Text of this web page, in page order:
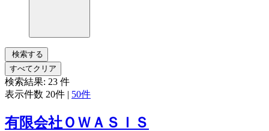
検索する
すべてクリア
検索結果: 23 件
表示件数 20件 | 50件
有限会社ＯＷＡＳＩＳ